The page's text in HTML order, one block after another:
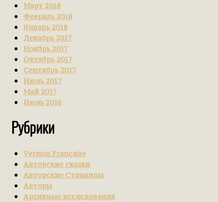
Март 2018
Февраль 2018
Январь 2018
Декабрь 2017
Ноябрь 2017
Октябрь 2017
Сентябрь 2017
Июль 2017
Май 2017
Июль 2016
Рубрики
Version Française
Авторские сказки
Авторские Страницы
Авторы
Архивные исследования